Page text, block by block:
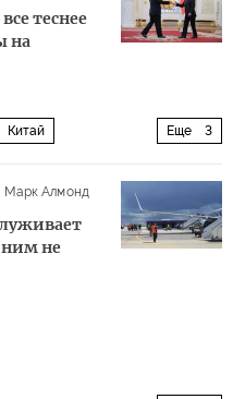
теснее
на
Еще 3
Китай
Марк Алмонд
ним не